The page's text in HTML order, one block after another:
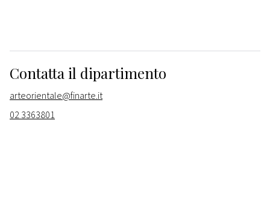
Contatta il dipartimento
arteorientale@finarte.it
02 3363801